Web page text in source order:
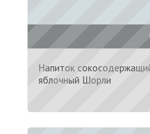
Напиток
яблочный Шорли